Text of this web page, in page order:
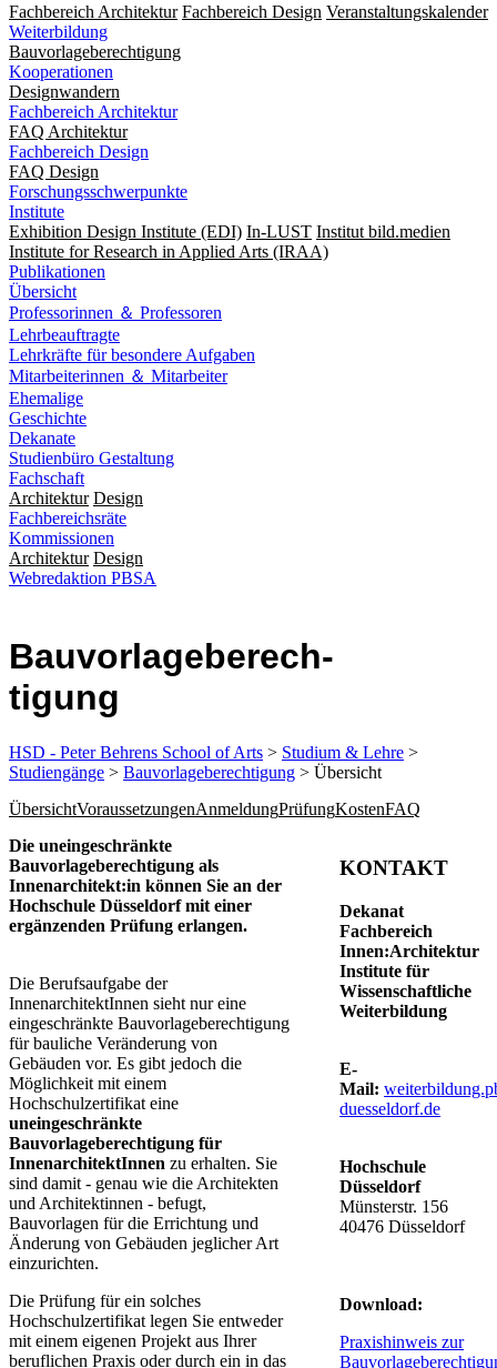
Fachbereich Architektur Fachbereich Design Veranstaltungskalender
Weiterbildung
Bauvorlageberechtigung
Kooperationen
Designwandern
Fachbereich Architektur
FAQ Architektur
Fachbereich Design
FAQ Design
Forschungsschwerpunkte
Institute
Exhibition Design Institute (EDI) In-LUST Institut bild.medien
Institute for Research in Applied Arts (IRAA)
Publikationen
Übersicht
Professorinnen ＆ Professoren
Lehrbeauftragte
Lehrkräfte für besondere Aufgaben
Mitarbeiterinnen ＆ Mitarbeiter
Ehemalige
Geschichte
Dekanate
Studienbüro Gestaltung
Fachschaft
Architektur Design
Fachbereichsräte
Kommissionen
Architektur Design
Webredaktion PBSA
Bau­vorlage­be­rech­
tigung
HSD - Peter Behrens School of Arts > Studium & Lehre >
Studiengänge > Bauvorlageberechtigung > Übersicht
ÜbersichtVoraussetzungenAnmeldungPrüfungKostenFAQ
​​Die uneingeschränkte
Bauvorlageberechtigung als
Innenarchitekt:in können Sie an der
Hochschule Düsseldorf mit einer
ergänzenden Prüfung erlangen.
​​​​Die Berufsaufgabe der
InnenarchitektInnen sieht nur eine
eingeschränkte Bauvorlageberechtigung
für bauliche Veränderung von
Gebäuden vor. Es gibt jedoch die
Möglichkeit mit einem
Hochschulzertifikat eine
uneingeschränkte
Bauvorlageberechtigung für
InnenarchitektInnen zu erhalten. Sie
sind damit - genau wie die Architekten
und Architektinnen - befugt,
Bauvorlagen für die Errichtung und
Änderung von Gebäuden jeglicher Art
einzurichten.
Die Prüfung für ein solches
Hochschulzertifikat legen Sie entweder
mit einem eigenen Projekt aus Ihrer
beruflichen Praxis oder durch ein in das
KONTAKT
Dekanat
Fachbereich
Innen:Architektur
Institute für
Wissenschaftliche
Weiterbildung
E-
Mail:
duesseldorf.de​
Hochschule
Düsseldorf
Münsterstr. 156
40476 Düsseldorf
​Download:
Praxishinweis zur